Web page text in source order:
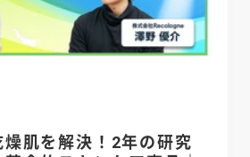
肌を解決！2年の研究